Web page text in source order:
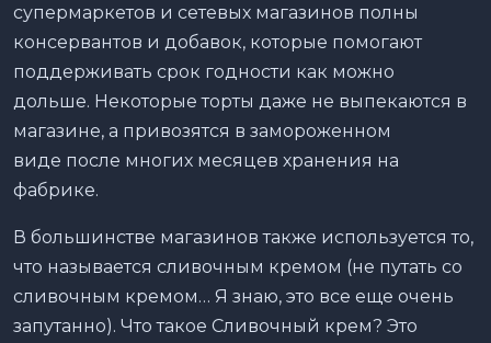
супермаркетов и сетевых магазинов полны
консервантов и добавок, которые помогают
поддерживать срок годности как можно
дольше. Некоторые торты даже не выпекаются в
магазине, а привозятся в замороженном
виде после многих месяцев хранения на
фабрике.
В большинстве магазинов также используется то,
что называется сливочным кремом (не путать со
сливочным кремом… Я знаю, это все еще очень
запутанно). Что такое Сливочный крем? Это